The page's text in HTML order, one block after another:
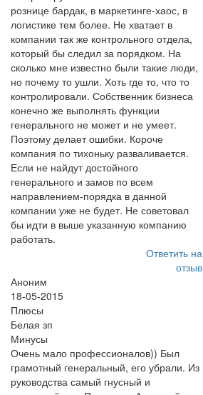
рознице бардак, в маркетинге-хаос, в
логистике тем более. Не хватает в
компании так же контрольного отдела,
который бы следил за порядком. На
сколько мне известно были такие люди,
но почему то ушли. Хоть где то, что то
контролировали. Собственник бизнеса
конечно же выполнять функции
генерального не может и не умеет.
Поэтому делает ошибки. Короче
компания по тихоньку разваливается.
Если не найдут достойного
генерального и замов по всем
направлением-порядка в данной
компании уже не будет. Не советовал
бы идти в выше указанную компанию
работать.
Ответить на
отзыв
Аноним
18-05-2015
Плюсы
Белая зп
Минусы
Очень мало профессионалов)) Был
грамотный генеральный, его убрали. Из
руководства самый гнусный и